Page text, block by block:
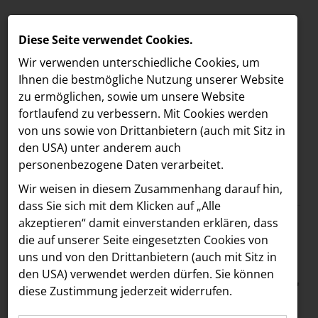
MELDUNGEN
LOEBELL NORDBERG
INNER
aehre
Astoria Artshow
B/S/H Hausgeräte
Meldungen / section.d
Text Bilder
16.09.2025
section.d gewinnt
ARC Award in Gold für
Diese Seite verwendet Cookies.
Wir verwenden unterschiedliche Cookies, um
Ihnen die best­mögliche Nutzung unserer Website
zu ermöglichen, sowie um unsere Website
fortlaufend zu verbessern. Mit Cookies werden
von uns sowie von Drittanbietern (auch mit Sitz in
den USA) unter anderem auch
personenbezogene Daten verarbeitet.
Wir weisen in diesem Zusammenhang darauf hin,
dass Sie sich mit dem Klicken auf „Alle
akzeptieren“ damit ein­ver­standen erklären, dass
die auf unserer Seite eingesetzten Cookies von
uns und von den Drittanbietern (auch mit Sitz in
den USA) verwendet werden dürfen. Sie können
diese Zustimmung jederzeit widerrufen.